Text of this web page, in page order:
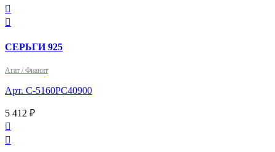


СЕРЬГИ 925
Агат / Фианит
Арт. С-5160РС40900
5 412 ₽

